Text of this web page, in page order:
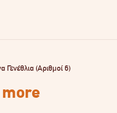
Γενέθλια (Αριθμοί 6)